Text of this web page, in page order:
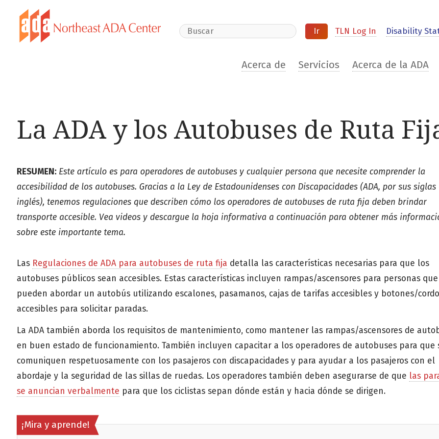
Search Website TLN Log In Disability
Acerca de Servicios Acerca de la ADA
La ADA y los Autobuses de Ruta
RESUMEN: Este artículo es para operadores de autobuses y cualquier persona que necesite comprender la
accesibilidad de los autobuses. Gracias a la Ley de Estadounidenses con Discapacidades (ADA, por sus siglas
inglés), tenemos regulaciones que describen cómo los operadores de autobuses de ruta fija deben brindar
transporte accesible. Vea videos y descargue la hoja informativa a continuación para obtener más
sobre este importante tema.
Las Regulaciones de ADA para autobuses de ruta fija detalla las características necesarias para que los
autobuses públicos sean accesibles. Estas características incluyen rampas/ascensores para personas
pueden abordar un autobús utilizando escalones, pasamanos, cajas de tarifas accesibles y botones/
accesibles para solicitar paradas.
La ADA también aborda los requisitos de mantenimiento, como mantener las rampas/ascensores de
en buen estado de funcionamiento. También incluyen capacitar a los operadores de autobuses para que
comuniquen respetuosamente con los pasajeros con discapacidades y para ayudar a los pasajeros con el
abordaje y la seguridad de las sillas de ruedas. Los operadores también deben asegurarse de que las
se anuncian verbalmente para que los ciclistas sepan dónde están y hacia dónde se dirigen.
¡Mira y aprende!